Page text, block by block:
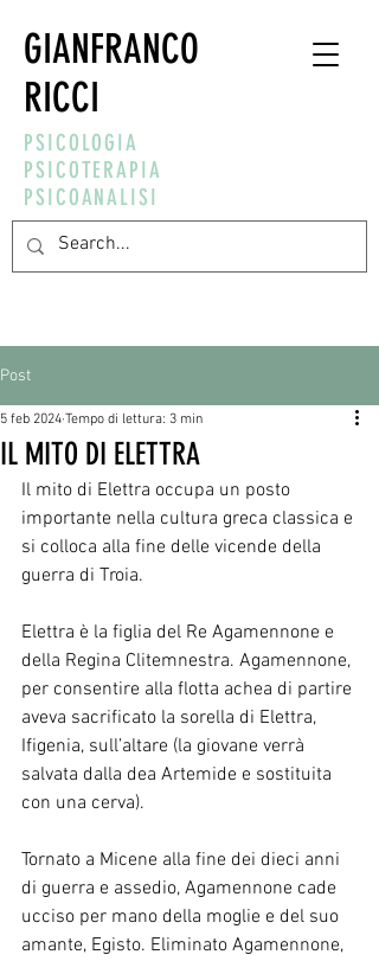
GIANFRANCO
RICCI
PSICOLOGIA
PSICOTERAPIA
PSICOANALISI
Post
IL MITO DI ELETTRA
5 feb 2024 Tempo di lettura: 3 min
Il mito di Elettra occupa un posto
importante nella cultura greca classica e
si colloca alla fine delle vicende della
guerra di Troia.
Elettra è la figlia del Re Agamennone e
della Regina Clitemnestra. Agamennone,
per consentire alla flotta achea di partire
aveva sacrificato la sorella di Elettra,
Ifigenia, sull’altare (la giovane verrà
salvata dalla dea Artemide e sostituita
con una cerva).
Tornato a Micene alla fine dei dieci anni
di guerra e assedio, Agamennone cade
ucciso per mano della moglie e del suo
amante, Egisto. Eliminato Agamennone,